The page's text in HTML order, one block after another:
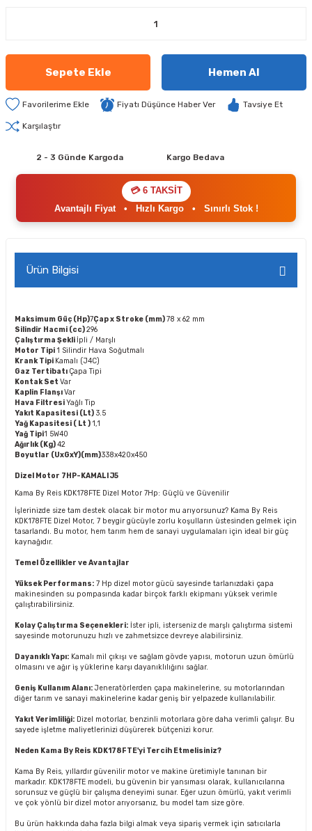
Sepete Ekle Hemen Al
Fiyatı Düşünce Haber Ver Tavsiye Et
Karşılaştır
2 - 3 Günde Kargoda Kargo Bedava
💳 6 TAKSİT
Avantajlı Fiyat• Hızlı Kargo• Sınırlı Stok !
Ürün Bilgisi
Maksimum Güç (Hp)7Çap x Stroke (mm)78 x 62 mm
Silindir Hacmi (cc)296
Çalıştırma Şekli İpli / Marşlı
Motor Tipi1 Silindir Hava Soğutmalı
Krank Tipi Kamalı (J4C)
Gaz Tertibatı Çapa Tipi
Kontak Set Var
Kaplin FlanşıVar
Hava FiltresiYağlı Tip
Yakıt Kapasitesi (Lt) 3.5
Yağ Kapasitesi ( Lt )1,1
Yağ Tipi1 5W40
Ağırlık (Kg)42
Boyutlar (UxGxY)(mm)338x420x450
Dizel Motor 7HP-KAMALI J5
Kama By Reis KDK178FTE Dizel Motor 7Hp: Güçlü ve Güvenilir
İşlerinizde size tam destek olacak bir motor mu arıyorsunuz? Kama By Reis
KDK178FTE Dizel Motor, 7 beygir gücüyle zorlu koşulların üstesinden gelmek için
tasarlandı. Bu motor, hem tarım hem de sanayi uygulamaları için ideal bir güç
kaynağıdır.
Temel Özellikler ve Avantajlar
Yüksek Performans: 7 Hp dizel motor gücü sayesinde tarlanızdaki çapa
makinesinden su pompasında kadar birçok farklı ekipmanı yüksek verimle
çalıştırabilirsiniz.
Kolay Çalıştırma Seçenekleri: İster ipli, isterseniz de marşlı çalıştırma sistemi
sayesinde motorunuzu hızlı ve zahmetsizce devreye alabilirsiniz.
Dayanıklı Yapı: Kamalı mil çıkışı ve sağlam gövde yapısı, motorun uzun ömürlü
olmasını ve ağır iş yüklerine karşı dayanıklılığını sağlar.
Geniş Kullanım Alanı: Jeneratörlerden çapa makinelerine, su motorlarından
diğer tarım ve sanayi makinelerine kadar geniş bir yelpazede kullanılabilir.
Yakıt Verimliliği: Dizel motorlar, benzinli motorlara göre daha verimli çalışır. Bu
sayede işletme maliyetlerinizi düşürerek bütçenizi korur.
Neden Kama By Reis KDK178FTE'yi Tercih Etmelisiniz?
Kama By Reis, yıllardır güvenilir motor ve makine üretimiyle tanınan bir
markadır. KDK178FTE modeli, bu güvenin bir yansıması olarak, kullanıcılarına
sorunsuz ve güçlü bir çalışma deneyimi sunar. Eğer uzun ömürlü, yakıt verimli
ve çok yönlü bir dizel motor arıyorsanız, bu model tam size göre.
Bu ürün hakkında daha fazla bilgi almak veya sipariş vermek için satıcılarla